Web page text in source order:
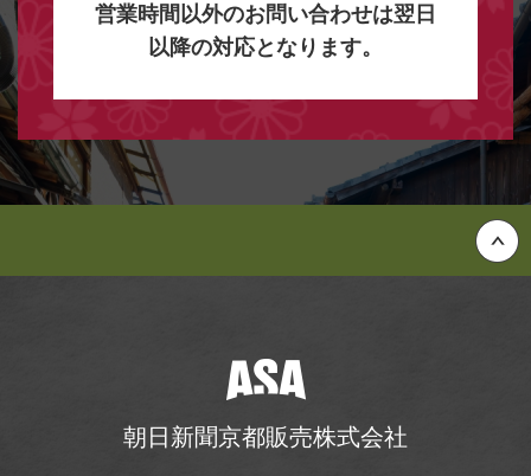
営業時間以外のお問い合わせは翌日
以降の対応となります。
朝日新聞京都販売株式会社